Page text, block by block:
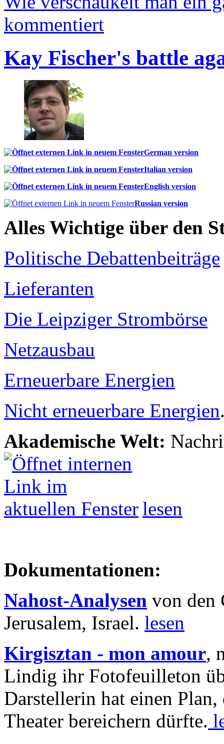
kommentiert
Kay Fischer's battle
German version
Italian version
English version
Russian version
Alles Wichtige über den
Politische Debattenbeiträge
Lieferanten
Die Leipziger Strombörse
Netzausbau
Erneuerbare Energien
Nicht erneuerbare Energien
Akademische Welt:
lesen
Dokumentationen:
Nahost-Analysen von den
Jerusalem, Israel. lesen
Kirgisztan - mon amour,
Lindig ihr Fotofeuilleton
Darstellerin hat einen Plan,
Theater bereichern dürfte.